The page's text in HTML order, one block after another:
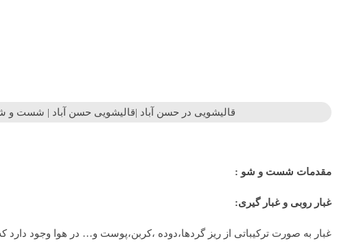
قالیشویی در حسن آباد |قالیشویی حسن آباد | شست و
مقدمات شست و شو :
غبار روبی و غبار گیری:
غبار به صورت ترکیباتی از ریز گردها،دوده ،کربن،پوست و… در هوا وجود